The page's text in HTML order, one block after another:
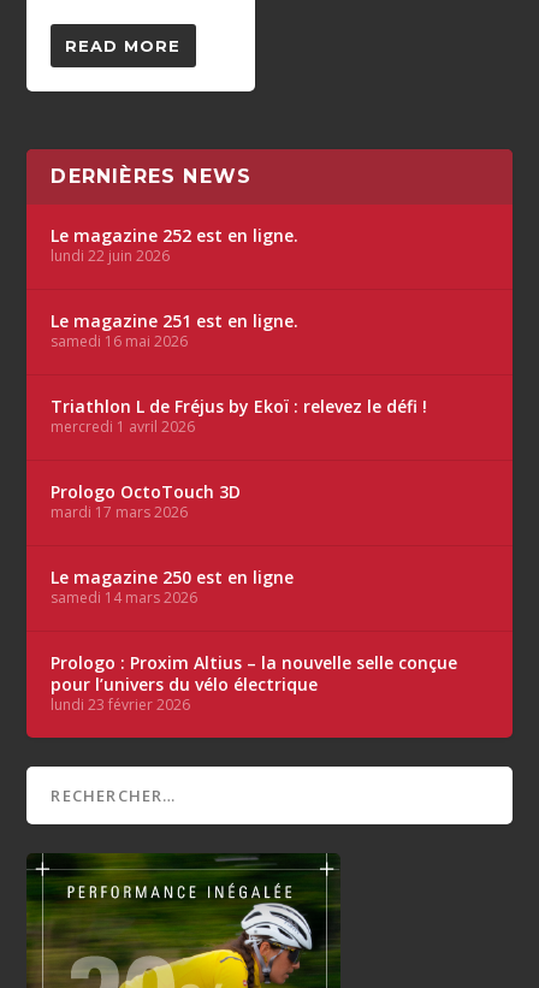
READ MORE
DERNIÈRES NEWS
Le magazine 252 est en ligne.
lundi 22 juin 2026
Le magazine 251 est en ligne.
samedi 16 mai 2026
Triathlon L de Fréjus by Ekoï : relevez le défi !
mercredi 1 avril 2026
Prologo OctoTouch 3D
mardi 17 mars 2026
Le magazine 250 est en ligne
samedi 14 mars 2026
Prologo : Proxim Altius – la nouvelle selle conçue
pour l’univers du vélo électrique
lundi 23 février 2026